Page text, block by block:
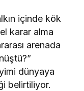
içinde kök
karar alma
arenada
dünyaya
belirtiliyor.